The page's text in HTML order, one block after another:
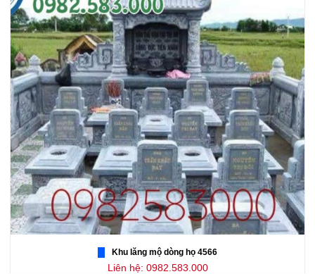
Khu lăng mộ dòng họ 4566
Liên hệ: 0982.583.000